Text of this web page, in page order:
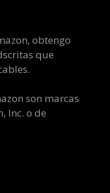
obtengo
que
son marcas
Inc. o de